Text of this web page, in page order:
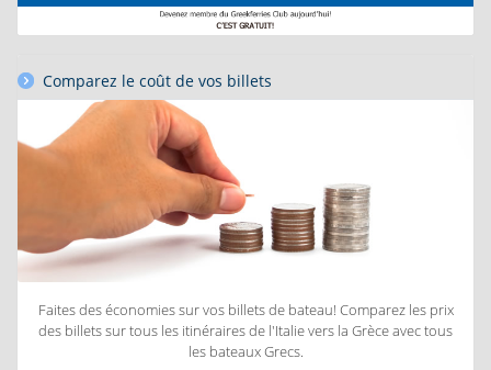
Comparez le coût de vos billets
Faites des économies sur vos billets de bateau! Comparez les prix
des billets sur tous les itinéraires de l'Italie vers la Grèce avec tous
les bateaux Grecs.